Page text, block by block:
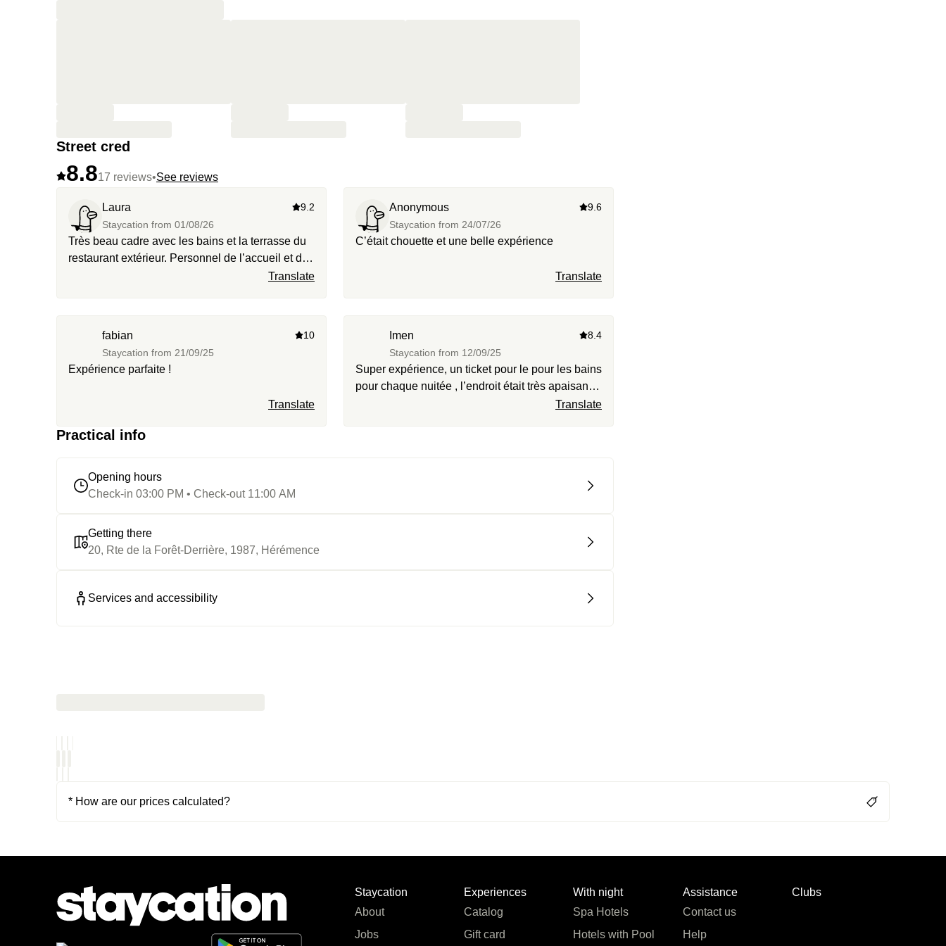
Street cred
8.817 reviews•See reviews
Laura
Staycation from 01/08/26
9.2
Très beau cadre avec les bains et la terrasse du
restaurant extérieur. Personnel de l’accueil et du
Translate
Anonymous
Staycation from 24/07/26
9.6
C’était chouette et une belle expérience
Translate
fabian
Staycation from 21/09/25
10
Expérience parfaite !
Translate
Imen
Staycation from 12/09/25
8.4
Super expérience, un ticket pour le pour les bains
pour chaque nuitée , l’endroit était très apaisant
et vraiment de qualités, on ne voit pas du tout la
Translate
Practical info
Opening hours
Check-in 03:00 PM • Check-out 11:00 AM
Getting there
20, Rte de la Forêt-Derrière, 1987, Hérémence
Services and accessibility
* How are our prices calculated?
Staycation
About
Jobs
Experiences
Catalog
Gift card
With night
Spa Hotels
Hotels with Pool
Assistance
Contact us
Help
Clubs